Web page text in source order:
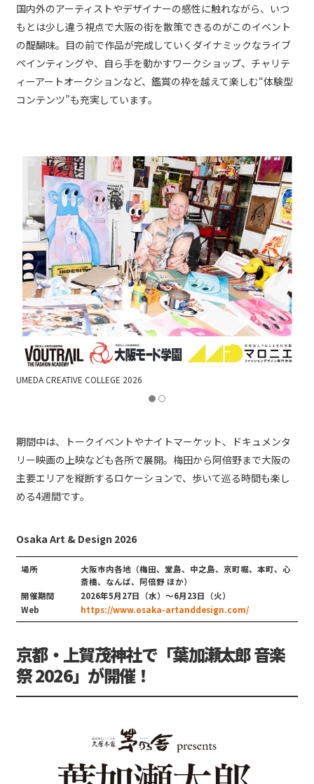
国内外のアーティストやデザイナーの感性に触れながら、いつ
もとは少し違う視点で大阪の街を散策できるのがこのイベント
の醍醐味。目の前で作品が完成していくダイナミックなライブ
ペインティングや、自ら手を動かすワークショップ、チャリテ
ィーアートオークションなど、鑑賞の枠を越えて楽しむ“体験型
コンテンツ”も充実しています。
UMEDA CREATIVE COLLEGE 2026
期間中は、トークイベントやナイトマーケット、ドキュメンタ
リー映画の上映なども各所で展開。梅田から阿倍野まで大阪の
主要エリアを縦断するロケーションで、歩いて巡る時間も楽し
める4週間です。
Osaka Art & Design 2026
場所
大阪市内各地（梅田、堂島、中之島、京町堀、本町、心
斎橋、なんば、阿倍野 ほか）
開催期間
2026年5月27日（水）～6月23日（火）
Web
https://www.osaka-artanddesign.com/
京都・上賀茂神社で「葉加瀬太郎 音楽
祭 2026」が開催！